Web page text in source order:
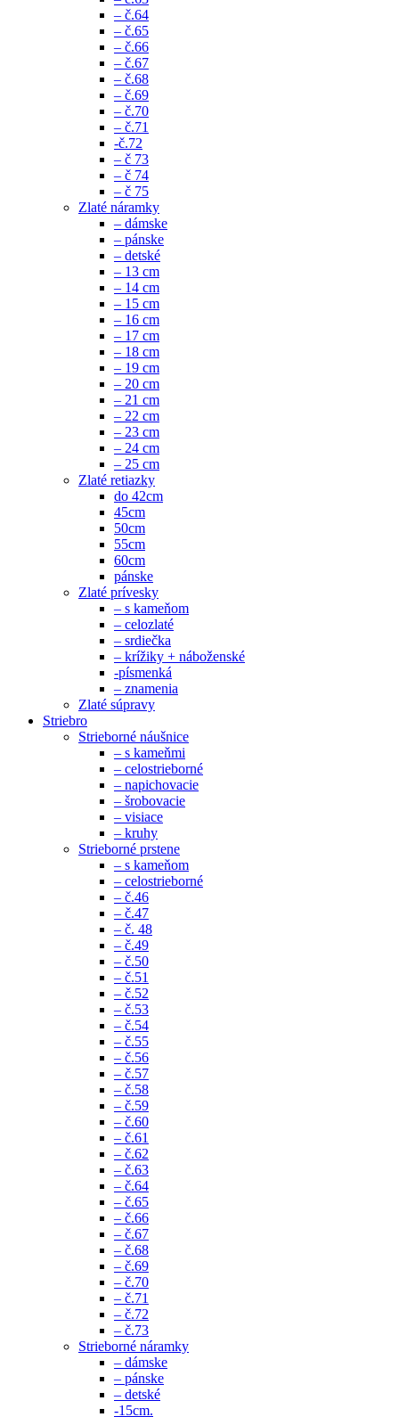
– č.64
– č.65
– č.66
– č.67
– č.68
– č.69
– č.70
– č.71
-č.72
– č 73
– č 74
– č 75
Zlaté náramky
– dámske
– pánske
– detské
– 13 cm
– 14 cm
– 15 cm
– 16 cm
– 17 cm
– 18 cm
– 19 cm
– 20 cm
– 21 cm
– 22 cm
– 23 cm
– 24 cm
– 25 cm
Zlaté retiazky
do 42cm
45cm
50cm
55cm
60cm
pánske
Zlaté prívesky
– s kameňom
– celozlaté
– srdiečka
– krížiky + náboženské
-písmenká
– znamenia
Zlaté súpravy
Striebro
Strieborné náušnice
– s kameňmi
– celostrieborné
– napichovacie
– šrobovacie
– visiace
– kruhy
Strieborné prstene
– s kameňom
– celostrieborné
– č.46
– č.47
– č. 48
– č.49
– č.50
– č.51
– č.52
– č.53
– č.54
– č.55
– č.56
– č.57
– č.58
– č.59
– č.60
– č.61
– č.62
– č.63
– č.64
– č.65
– č.66
– č.67
– č.68
– č.69
– č.70
– č.71
– č.72
– č.73
Strieborné náramky
– dámske
– pánske
– detské
-15cm.